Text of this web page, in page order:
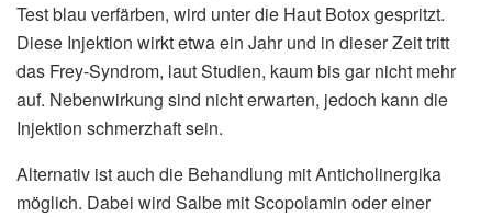
Test blau verfärben, wird unter die Haut Botox gespritzt.
Diese Injektion wirkt etwa ein Jahr und in dieser Zeit tritt
das Frey-Syndrom, laut Studien, kaum bis gar nicht mehr
auf. Nebenwirkung sind nicht erwarten, jedoch kann die
Injektion schmerzhaft sein.
Alternativ ist auch die Behandlung mit Anticholinergika
möglich. Dabei wird Salbe mit Scopolamin oder einer